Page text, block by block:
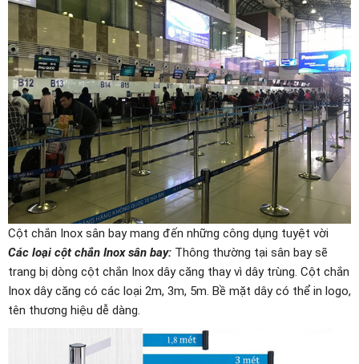
Cột chắn Inox sân bay mang đến những công dụng tuyệt vời
Các loại cột chắn Inox sân bay: Thông thường tại sân bay sẽ
trang bị dòng cột chắn Inox dây căng thay vì dây trùng. Cột chắn
Inox dây căng có các loại 2m, 3m, 5m. Bề mặt dây có thể in logo,
tên thương hiệu dễ dàng.